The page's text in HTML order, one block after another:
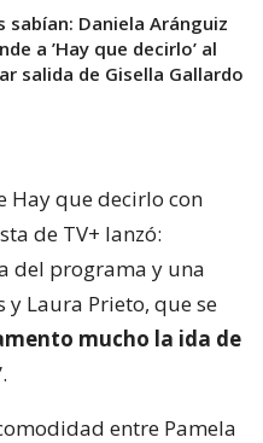
sabían: Daniela Aránguiz
a ’Hay que decirlo’ al
salida de Gisella Gallardo
Hay que decirlo con
de TV+ lanzó:
del programa y una
y Laura Prieto, que se
mucho la ida de
entre Pamela